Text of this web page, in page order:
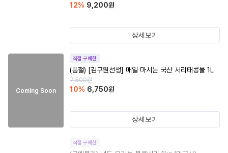
12% 9,200원
상세보기
Coming Soon
직접 구매한
(품절) [김구원선생] 매일 마시는 국산 서리태콩물 1L
7,500원
10% 6,750원
상세보기
직접 구매한